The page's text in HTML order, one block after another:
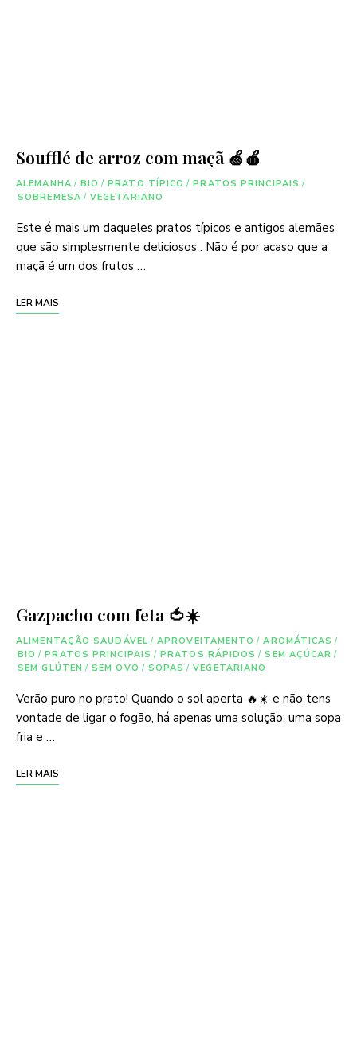
Soufflé de arroz com maçã 🍏🍎
ALEMANHA / BIO / PRATO TÍPICO / PRATOS PRINCIPAIS /
SOBREMESA / VEGETARIANO
Este é mais um daqueles pratos típicos e antigos alemães
que são simplesmente deliciosos . Não é por acaso que a
maçã é um dos frutos …
LER MAIS
Gazpacho com feta 🍅☀️
ALIMENTAÇÃO SAUDÁVEL / APROVEITAMENTO / AROMÁTICAS /
BIO / PRATOS PRINCIPAIS / PRATOS RÁPIDOS / SEM AÇÚCAR /
SEM GLÚTEN / SEM OVO / SOPAS / VEGETARIANO
Verão puro no prato! Quando o sol aperta 🔥☀️ e não tens
vontade de ligar o fogão, há apenas uma solução: uma sopa
fria e …
LER MAIS